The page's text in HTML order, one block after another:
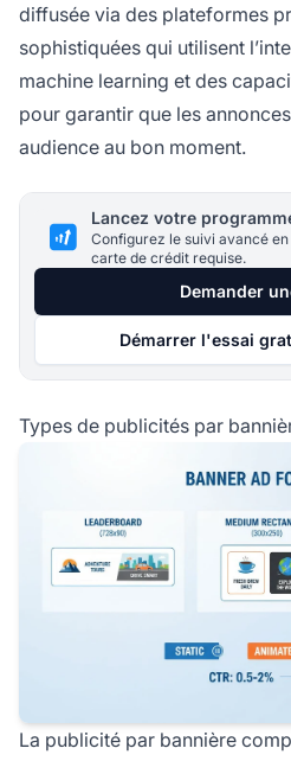
diffusée via des plateformes
sophistiquées qui utilisent
machine learning et des
pour garantir que les
audience au bon moment.
Lancez votre
Configurez le suivi avancé
carte de crédit requise.
Demander
Démarrer l'essai
Types de publicités par
La publicité par bannière